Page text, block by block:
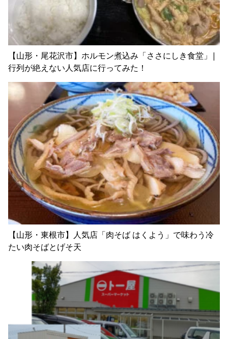
【山形・尾花沢市】ホルモン煮込み「ささにしき食堂」|
行列が絶えない人気店に行ってみた！
【山形・東根市】人気店「肉そば はくよう」で味わう冷
たい肉そばとげそ天